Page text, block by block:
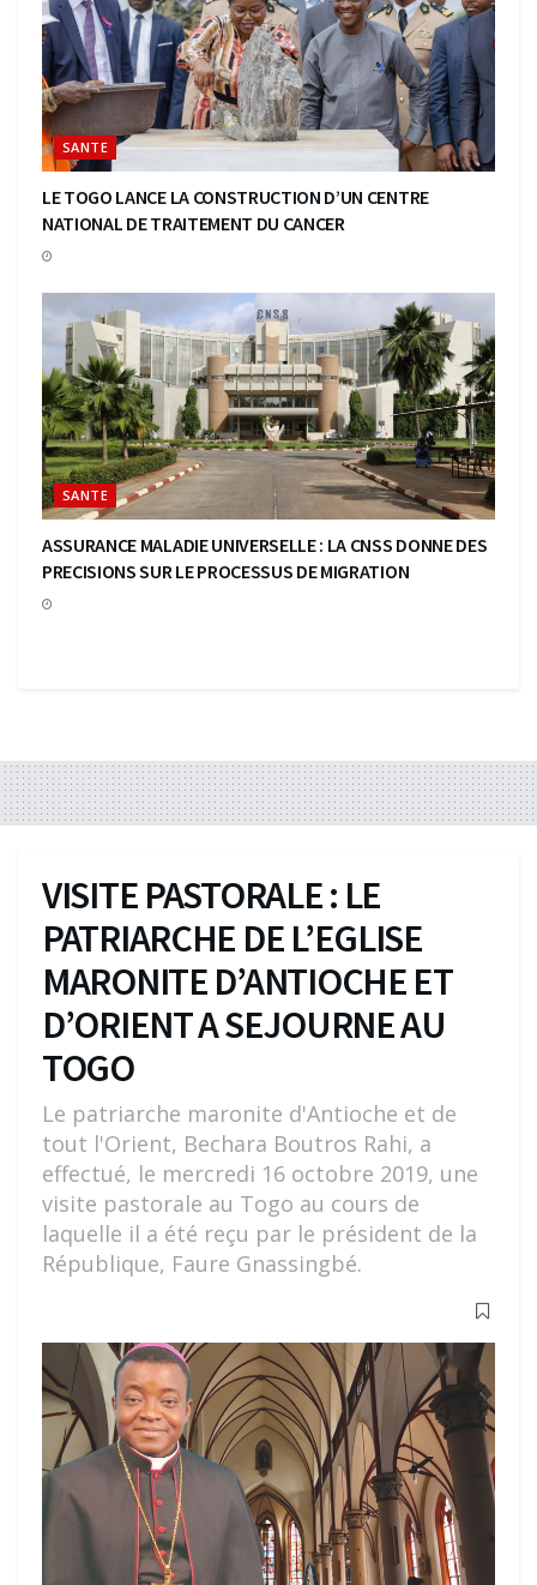
SANTE
LE TOGO LANCE LA CONSTRUCTION D’UN CENTRE
NATIONAL DE TRAITEMENT DU CANCER
SANTE
ASSURANCE MALADIE UNIVERSELLE : LA CNSS DONNE DES
PRECISIONS SUR LE PROCESSUS DE MIGRATION
VISITE PASTORALE : LE
PATRIARCHE DE L’EGLISE
MARONITE D’ANTIOCHE ET
D’ORIENT A SEJOURNE AU
TOGO
Le patriarche maronite d'Antioche et de
tout l'Orient, Bechara Boutros Rahi, a
effectué, le mercredi 16 octobre 2019, une
visite pastorale au Togo au cours de
laquelle il a été reçu par le président de la
République, Faure Gnassingbé.